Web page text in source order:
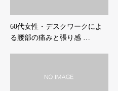
60代女性・デスクワークによ
る腰部の痛みと張り感 …